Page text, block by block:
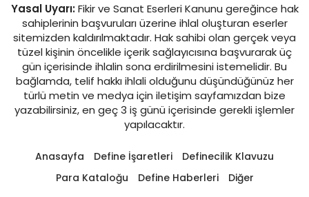
Yasal Uyarı:Fikir ve Sanat Eserleri Kanunu gereğince hak
sahiplerinin başvuruları üzerine ihlal oluşturan eserler
sitemizden kaldırılmaktadır. Hak sahibi olan gerçek veya
tüzel kişinin öncelikle içerik sağlayıcısına başvurarak üç
gün içerisinde ihlalin sona erdirilmesini istemelidir. Bu
bağlamda, telif hakkı ihlali olduğunu düşündüğünüz her
türlü metin ve medya için iletişim sayfamızdan bize
yazabilirsiniz, en geç 3 iş günü içerisinde gerekli işlemler
yapılacaktır.
Anasayfa Define İşaretleri
Definecilik Klavuzu
Para Kataloğu
Define Haberleri Diğer